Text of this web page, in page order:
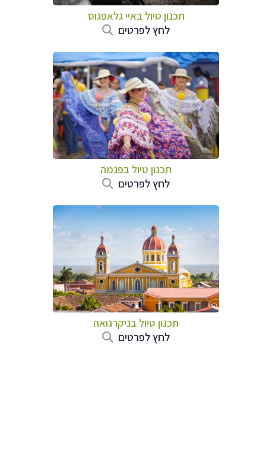
תכנון טיול באיי גלאפגוס
לחץ לפרטים
תכנון טיול בפנמה
לחץ לפרטים
תכנון טיול בניקרגואה
לחץ לפרטים